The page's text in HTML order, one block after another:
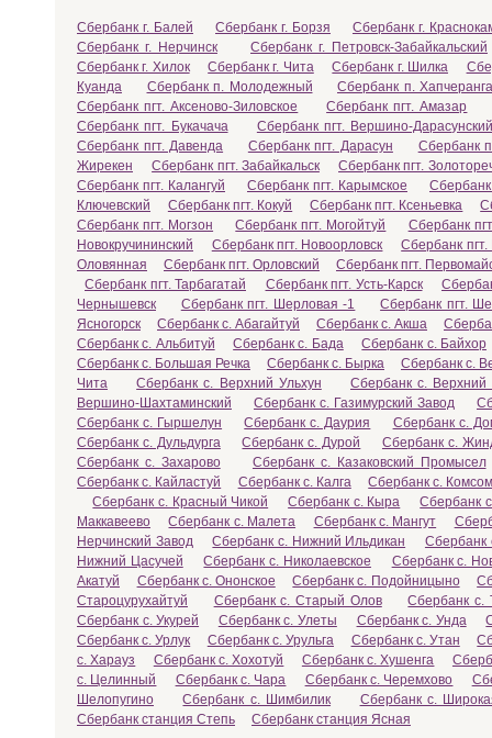
Сбербанк г. Балей Сбербанк г. Борзя
Сбербанк г.
Сбербанк г. Нерчинск
Сбербанк г. Петровск-Забайкальский
Сбербанк г. Хилок
Сбербанк г. Чита Сбербанк г. Шилка
Куанда
Сбербанк п. Молодежный
Сбербанк п. Хапчеранга
Сбербанк пгт. Аксеново-Зиловское
Сбербанк пгт. Амазар
Сбербанк пгт. Букачача
Сбербанк пгт. Вершино-
Сбербанк пгт. Давенда
Сбербанк пгт. Дарасун
Сбербанк
Жирекен
Сбербанк пгт. Забайкальск
Сбербанк пгт.
Сбербанк пгт. Калангуй
Сбербанк пгт. Карымское
Сбербанк
Ключевский
Сбербанк пгт. Кокуй Сбербанк пгт. Ксеньевка
Сбербанк пгт. Могзон
Сбербанк пгт. Могойтуй
Сбербанк
Новокручининский
Сбербанк пгт. Новоорловск
Сбербанк
Оловянная
Сбербанк пгт. Орловский
Сбербанк пгт.
Сбербанк пгт. Тарбагатай
Сбербанк пгт. Усть-Карск
Чернышевск
Сбербанк пгт. Шерловая -1
Сбербанк пгт.
Ясногорск
Сбербанк с. Абагайтуй Сбербанк с. Акша
Сбербанк с. Альбитуй
Сбербанк с. Бада
Сбербанк с. Байхор
Сбербанк с. Большая Речка
Сбербанк с. Бырка
Сбербанк с.
Чита
Сбербанк с. Верхний Ульхун
Сбербанк с.
Вершино-Шахтаминский
Сбербанк с. Газимурский Завод
Сбербанк с. Гыршелун
Сбербанк с. Даурия
Сбербанк с.
Сбербанк с. Дульдурга
Сбербанк с. Дурой
Сбербанк с.
Сбербанк с. Захарово
Сбербанк с. Казаковский Промысел
Сбербанк с. Кайластуй
Сбербанк с. Калга
Сбербанк с.
Сбербанк с. Красный Чикой
Сбербанк с. Кыра
Сбербанк
Маккавеево
Сбербанк с. Малета Сбербанк с. Мангут
Нерчинский Завод
Сбербанк с. Нижний Ильдикан
Сбербанк
Нижний Цасучей
Сбербанк с. Николаевское
Сбербанк с.
Акатуй
Сбербанк с. Ононское Сбербанк с. Подойницыно
Староцурухайтуй
Сбербанк с. Старый Олов
Сбербанк с.
Сбербанк с. Укурей
Сбербанк с. Улеты Сбербанк с. Унда
Сбербанк с. Урлук
Сбербанк с. Урульга Сбербанк с. Утан
с. Харауз
Сбербанк с. Хохотуй Сбербанк с. Хушенга
с. Целинный
Сбербанк с. Чара Сбербанк с. Черемхово
Шелопугино
Сбербанк с. Шимбилик
Сбербанк с.
Сбербанк станция Степь
Сбербанк станция Ясная